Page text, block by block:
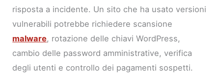
risposta a incidente. Un sito che ha usato versioni
vulnerabili potrebbe richiedere scansione
malware, rotazione delle chiavi WordPress,
cambio delle password amministrative, verifica
degli utenti e controllo dei pagamenti sospetti.